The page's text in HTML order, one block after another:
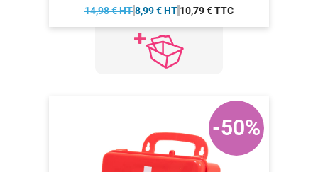
14,98 € HT8,99 € HT 10,79 € TTC
-50%